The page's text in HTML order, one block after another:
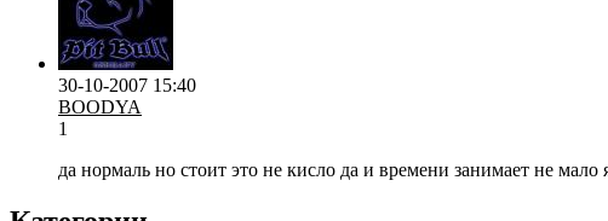
30-10-2007 15:40
BOODYA
1
да нормаль но стоит это не кисло да и времени занимает не